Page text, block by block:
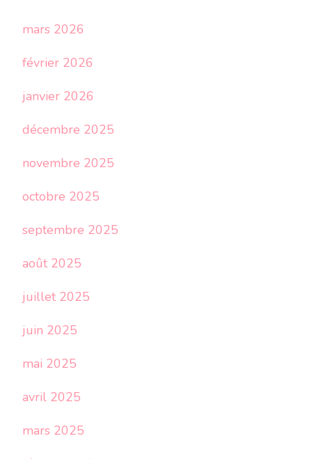
mars 2026
février 2026
janvier 2026
décembre 2025
novembre 2025
octobre 2025
septembre 2025
août 2025
juillet 2025
juin 2025
mai 2025
avril 2025
mars 2025